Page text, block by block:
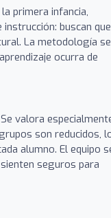
primera infancia,
buscan que
La metodología se
ocurra de
valora
son reducidos,
alumno. El equipo
seguros para